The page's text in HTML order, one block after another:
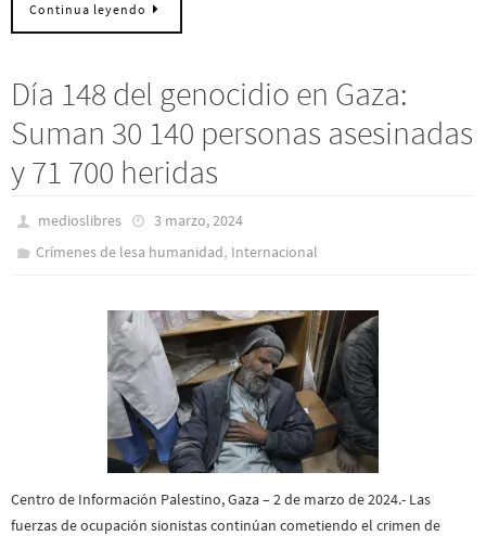
Continua leyendo
Día 148 del genocidio en Gaza:
Suman 30 140 personas asesinadas
y 71 700 heridas
medioslibres
3 marzo, 2024
Crímenes de lesa humanidad, Internacional
Centro de Información Palestino, Gaza – 2 de marzo de 2024.- Las
fuerzas de ocupación sionistas continúan cometiendo el crimen de